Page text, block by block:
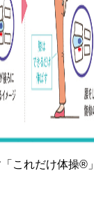
これだけ体操®」